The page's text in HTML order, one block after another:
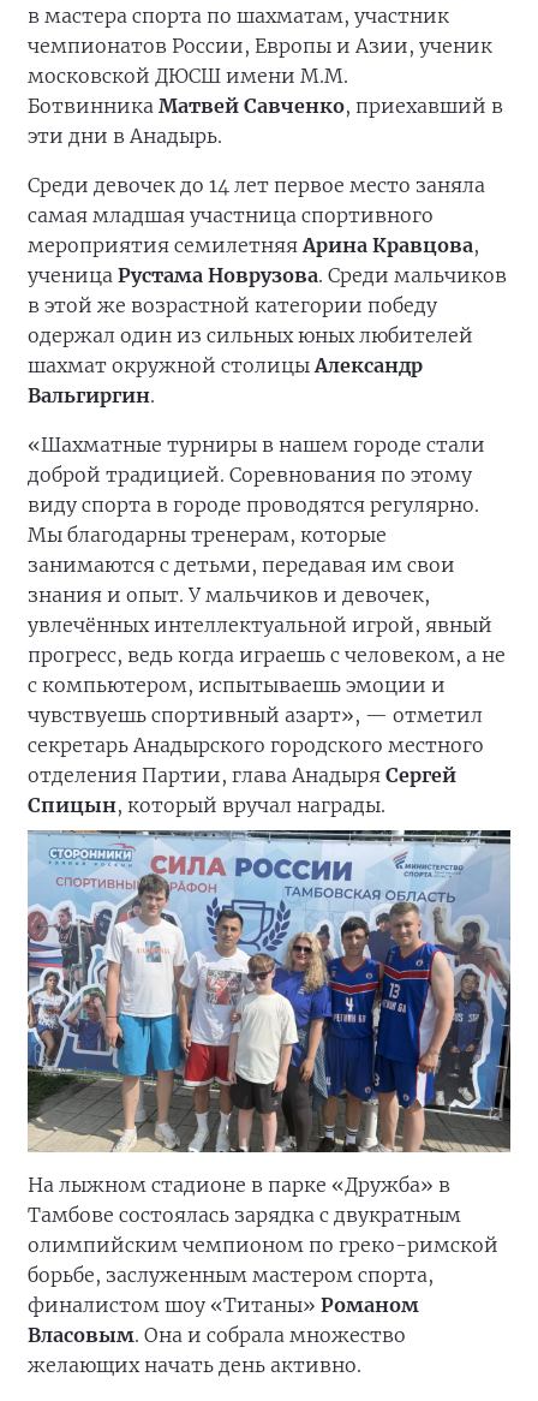
в мастера спорта по шахматам, участник
чемпионатов России, Европы и Азии, ученик
московской ДЮСШ имени М.М.
Ботвинника Матвей Савченко, приехавший в
эти дни в Анадырь.
Среди девочек до 14 лет первое место заняла
самая младшая участница спортивного
мероприятия семилетняяАрина Кравцова,
ученица Рустама Новрузова. Среди мальчиков
в этой же возрастной категории победу
одержал один из сильных юных любителей
шахмат окружной столицыАлександр
Вальгиргин.
«Шахматные турниры в нашем городе стали
доброй традицией. Соревнования по этому
виду спорта в городе проводятся регулярно.
Мы благодарны тренерам, которые
занимаются с детьми, передавая им свои
знания и опыт. У мальчиков и девочек,
увлечённых интеллектуальной игрой, явный
прогресс, ведь когда играешь с человеком, а не
с компьютером, испытываешь эмоции и
чувствуешь спортивный азарт», — отметил
секретарь Анадырского городского местного
отделения Партии, глава Анадыря Сергей
Спицын, который вручал награды.
На лыжном стадионе в парке «Дружба» в
Тамбове состоялась зарядка с двукратным
олимпийским чемпионом по греко-римской
борьбе, заслуженным мастером спорта,
финалистом шоу «Титаны» Романом
Власовым. Она и собрала множество
желающих начать день активно.